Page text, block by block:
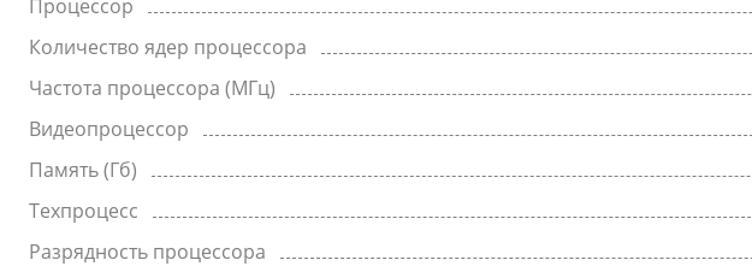
Процессор
Количество ядер процессора
Частота процессора (МГц)
Видеопроцессор
Память (Гб)
Техпроцесс
Разрядность процессора